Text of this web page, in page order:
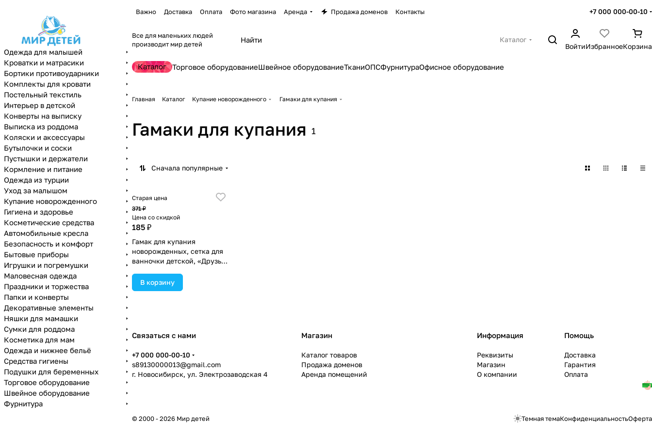
Важно Доставка Оплата Фото магазина Аренда Продажа доменов Контакты +7 000 000-00-10
Все для маленьких людей
производит мир детей
Каталог
ВойтиИзбранноеКорзина
Каталог Торговое оборудованиеШвейное оборудованиеТканиОПСФурнитураОфисное оборудование
Главная Каталог Купание новорожденного Гамаки для купания
Гамаки для купания 1
Сначала популярные
Старая цена
371 ₽
Цена со скидкой
185 ₽
Гамак для купания
новорожденных, сетка для
ванночки детской, «Друзья»,
(№4958702).
В корзину
Связаться с нами
+7 000 000-00-10
s89130000013@gmail.com
г. Новосибирск, ул. Электрозаводская 4
Магазин
Каталог товаров
Продажа доменов
Аренда помещений
Информация
Реквизиты
Магазин
О компании
Помощь
Доставка
Гарантия
Оплата
© 2000 - 2026 Мир детей Темная темаКонфиденциальностьОферта
Одежда для малышей
Кроватки и матрасики
Бортики противоударники
Комплекты для кровати
Постельный текстиль
Интерьер в детской
Конверты на выписку
Выписка из роддома
Коляски и аксессуары
Бутылочки и соски
Пустышки и держатели
Кормление и питание
Одежда из турции
Уход за малышом
Купание новорожденного
Гигиена и здоровье
Косметические средства
Автомобильные кресла
Безопасность и комфорт
Бытовые приборы
Игрушки и погремушки
Маловесная одежда
Праздники и торжества
Папки и конверты
Декоративные элементы
Няшки для мамашки
Сумки для роддома
Косметика для мам
Одежда и нижнее бельё
Средства гигиены
Подушки для беременных
Торговое оборудование
Швейное оборудование
Фурнитура